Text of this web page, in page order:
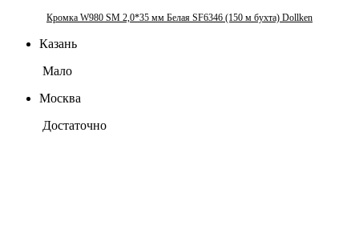
Кромка W980 SM 2,0*35 мм Белая SF6346 (150 м бухта) Dollken
Казань
Мало
Москва
Достаточно